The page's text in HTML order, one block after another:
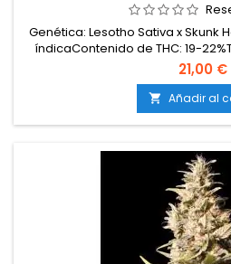
Genética: Lesotho Sativa x Skunk
índicaContenido de THC: 19-
semanas en
g/m²Producción en exterior:
principios-mediados de
interior; hasta 250-300 cm en
21,00 €
 Añadir al